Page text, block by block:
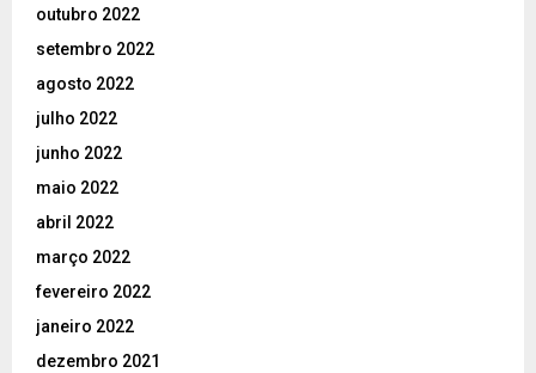
outubro 2022
setembro 2022
agosto 2022
julho 2022
junho 2022
maio 2022
abril 2022
março 2022
fevereiro 2022
janeiro 2022
dezembro 2021